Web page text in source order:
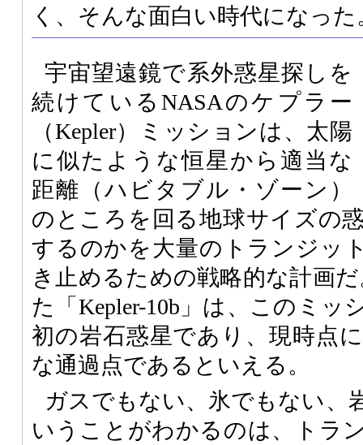
く、そんな面白い時代になった
宇宙望遠鏡で系外惑星探しを
続けているNASAのケプラー
（Kepler）ミッションは、太陽
に似たような恒星から適当な
距離（ハビタブル・ゾーン）
のところを回る地球サイズの
するのかを大量のトランジッ
き止めるための戦略的な計画
た「Kepler-10b」は、このミッ
初の岩石惑星であり、現時点
な通過点であるといえる。
ガスでもない、氷でもない、
いうことがわかるのは、トラ